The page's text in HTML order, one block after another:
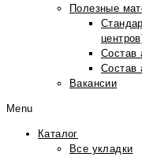
Полезные
Состав
Состав
Вакансии
Menu
Каталог
Все укладки